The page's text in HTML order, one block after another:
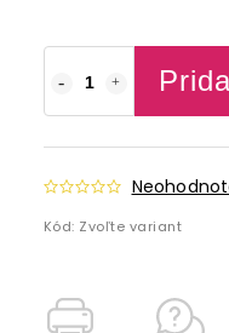
Kód: Zvoľte variant